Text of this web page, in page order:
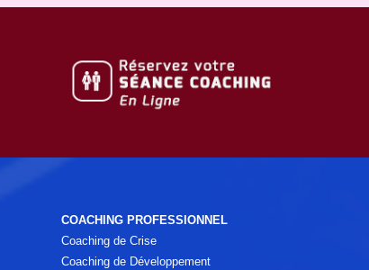
COACHING PROFESSIONNEL
Coaching de Crise
Coaching de Développement